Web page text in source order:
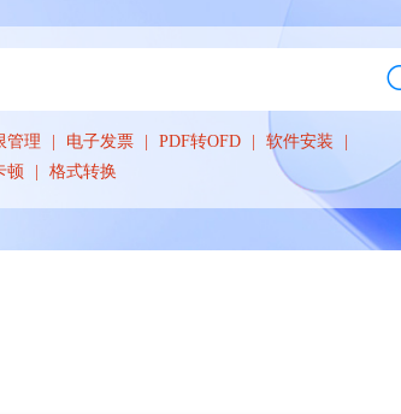
管理 电子发票 PDF转OFD
软件安装
顿 格式转换